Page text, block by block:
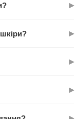
▸
від кількості
▸
▸
душу. Запах
▸